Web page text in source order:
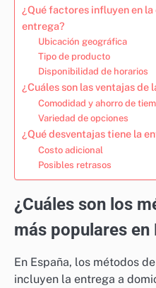
¿Qué factores influyen en
entrega?
Ubicación geográfica
Tipo de producto
Disponibilidad de horarios
¿Cuáles son las ventajas de
Comodidad y ahorro de
Variedad de opciones
¿Qué desventajas tiene la
Costo adicional
Posibles retrasos
¿Cuáles son los
más populares en
En España, los métodos
incluyen la entrega a